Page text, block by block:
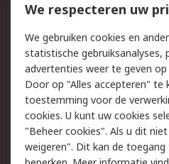
Retouren
Track & Trace
Wettelijk
Cookiebeleid
Privacybeleid -
Bijgewerkt
Algemene
We respecteren uw
We gebruiken cookies en
statistische gebruiksanalyses,
advertenties weer te geven
Door op "Alles accepteren" te
toestemming voor de
cookies. U kunt uw cookies
"Beheer cookies". Als u dit
weigeren". Dit kan de